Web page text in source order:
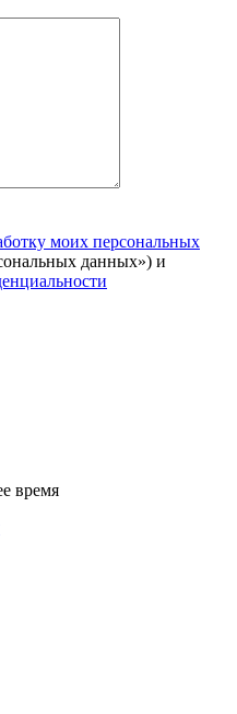
моих персональных
данных») и
время